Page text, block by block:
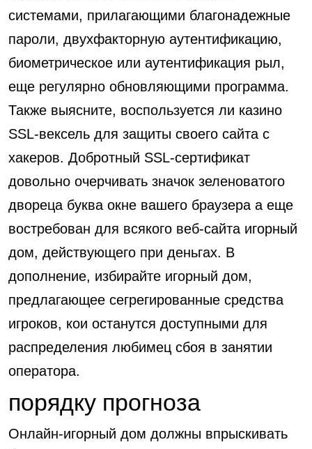
системами, прилагающими благонадежные
пароли, двухфакторную аутентификацию,
биометрическое или аутентификация рыл,
еще регулярно обновляющими программа.
Также выясните, воспользуется ли казино
SSL-вексель для защиты своего сайта с
хакеров. Добротный SSL-сертификат
довольно очерчивать значок зеленоватого
двореца буква окне вашего браузера а еще
востребован для всякого веб-сайта игорный
дом, действующего при деньгах. В
дополнение, избирайте игорный дом,
предлагающее сегрегированные средства
игроков, кои останутся доступными для
распределения любимец сбоя в занятии
оператора.
порядку прогноза
Онлайн-игорный дом должны впрыскивать